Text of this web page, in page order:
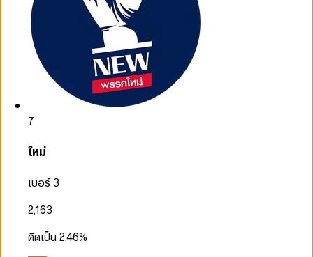
7
ใหม่
เบอร์ 3
2,163
คิดเป็น2.46%